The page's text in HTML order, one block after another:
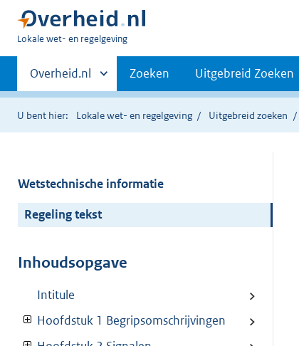
U
hier:
Lokale wet- en regelgeving
Primaire
navigatie
Andere
sites
binnen
Overheid.nl Zoeken Uitgebreid Zoeken
U bent hier: Lokale wet- en regelgeving Uitgebreid zoeken
Wetstechnische informatie
Regeling tekst
Inhoudsopgave
Intitule
Hoofdstuk 1 Begripsomschrijvingen